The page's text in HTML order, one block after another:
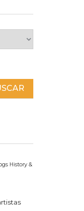
History &